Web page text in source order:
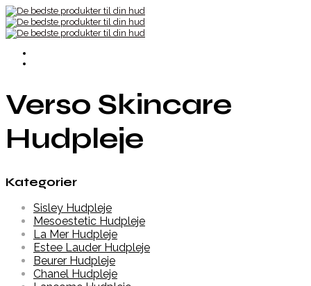
Verso Skincare
Hudpleje
Kategorier
Sisley Hudpleje
Mesoestetic Hudpleje
La Mer Hudpleje
Estee Lauder Hudpleje
Beurer Hudpleje
Chanel Hudpleje